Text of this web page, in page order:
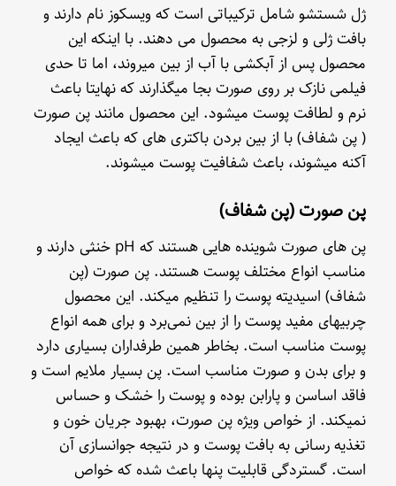
ژل شستشو شامل ترکیباتی است که ویسکوز نام دارند و
بافت ژلی و لزجی به محصول می دهند. با اینکه این
محصول پس از آبکشی با آب از بین میروند، اما تا حدی
فیلمی نازک بر روی صورت بجا میگذارند که نهایتا باعث
نرم و لطافت پوست میشود. این محصول مانند پن صورت
( پن شفاف) با از بین بردن باکتری های که باعث ایجاد
آکنه میشوند، باعث شفافیت پوست میشوند.
پن صورت (پن شفاف)
پن های صورت شوینده هایی هستند که pH خنثی دارند و
مناسب انواع مختلف پوست هستند. پن صورت (پن
شفاف) اسیدیته پوست را تنظیم میکند. این محصول
چربیهای مفید پوست را از بین نمی‌برد و برای همه انواع
پوست مناسب است. بخاطر همین طرفداران بسیاری دارد
و برای بدن و صورت مناسب است. پن بسیار ملایم است و
فاقد اساسن و پارابن بوده و پوست را خشک و حساس
نمیکند. از خواص ویژه پن صورت، بهبود جریان خون و
تغذیه رسانی به بافت پوست و در نتیجه جوانسازی آن
است. گستردگی قابلیت پنها باعث شده که خواص